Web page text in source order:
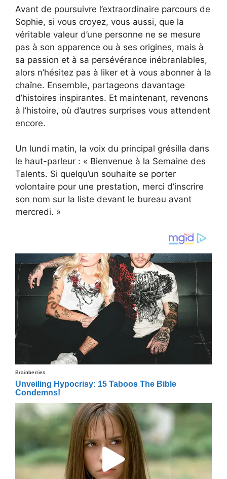
Avant de poursuivre l’extraordinaire parcours de
Sophie, si vous croyez, vous aussi, que la
véritable valeur d’une personne ne se mesure
pas à son apparence ou à ses origines, mais à
sa passion et à sa persévérance inébranlables,
alors n’hésitez pas à liker et à vous abonner à la
chaîne. Ensemble, partageons davantage
d’histoires inspirantes. Et maintenant, revenons
à l’histoire, où d’autres surprises vous attendent
encore.
Un lundi matin, la voix du principal grésilla dans
le haut-parleur : « Bienvenue à la Semaine des
Talents. Si quelqu’un souhaite se porter
volontaire pour une prestation, merci d’inscrire
son nom sur la liste devant le bureau avant
mercredi. »